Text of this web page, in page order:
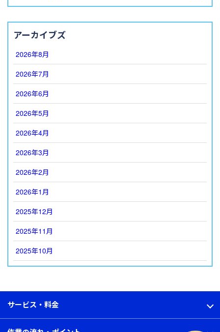
アーカイブズ
2026年8月
2026年7月
2026年6月
2026年5月
2026年4月
2026年3月
2026年2月
2026年1月
2025年12月
2025年11月
2025年10月
サービス・料金